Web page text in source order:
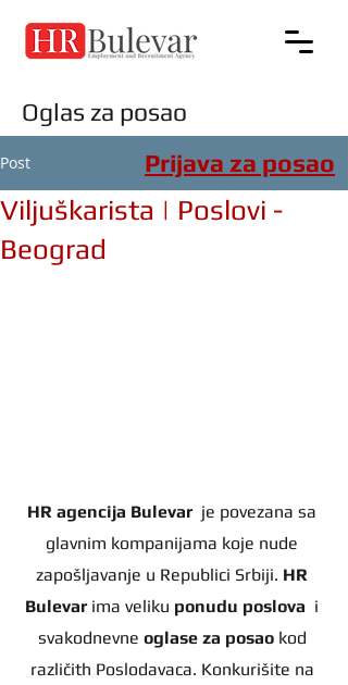
Oglas za posao
Post
Viljuškarista | Poslovi -
Beograd
HR agencija Bulevar je povezana sa
glavnim kompanijama koje nude
zapošljavanje u Republici Srbiji. HR
Bulevar ima veliku ponudu poslova i
svakodnevne oglase za posao kod
različith Poslodavaca. Konkurišite na
Prijava za posao